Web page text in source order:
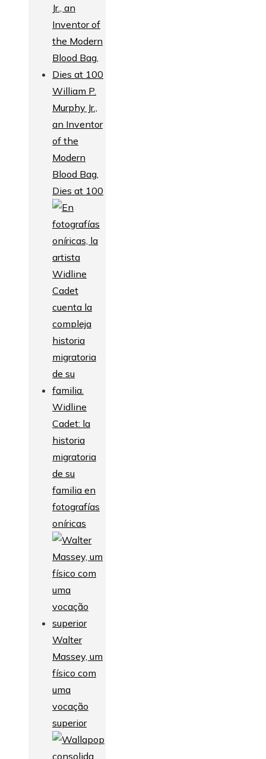
William P.
Murphy Jr.,
an Inventor
of the
Modern
Blood Bag,
Dies at 100
Widline
Cadet: la
historia
migratoria
de su
familia en
fotografías
oníricas
Walter
Massey, um
físico com
uma
vocação
superior